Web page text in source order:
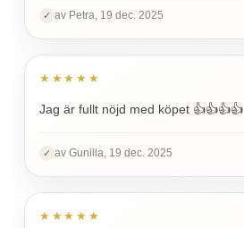
✓ av Petra, 19 dec. 2025
★★★★★
Jag är fullt nöjd med köpet 👍👍👍👍
✓ av Gunilla, 19 dec. 2025
★★★★★